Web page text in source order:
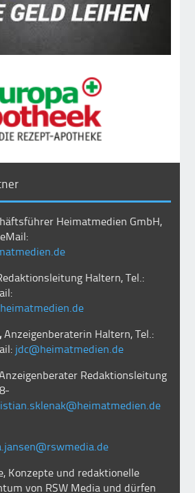
Heimatmedien GmbH,
Haltern, Tel.:
Anzeigenberaterin Haltern, Tel.:
jdc@heimatmedien.de
Redaktionsleitung
Konzepte und redaktionelle
von RSW Media und dürfen